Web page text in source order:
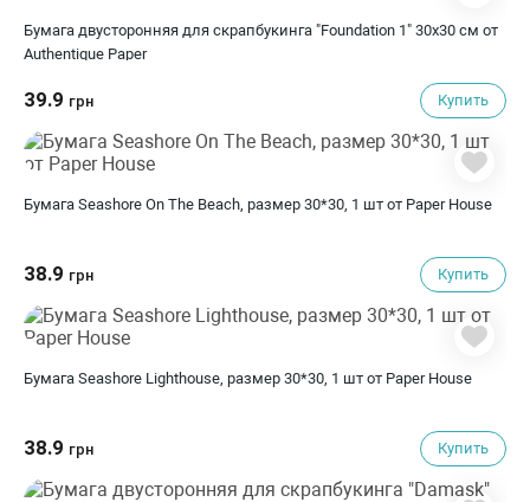
Бумага двусторонняя для скрапбукинга "Foundation 1" 30х30 см от
Authentique Paper
39.9 грн Купить
Бумага Seashore On The Beach, размер 30*30, 1 шт от Paper House
38.9 грн Купить
Бумага Seashore Lighthouse, размер 30*30, 1 шт от Paper House
38.9 грн Купить